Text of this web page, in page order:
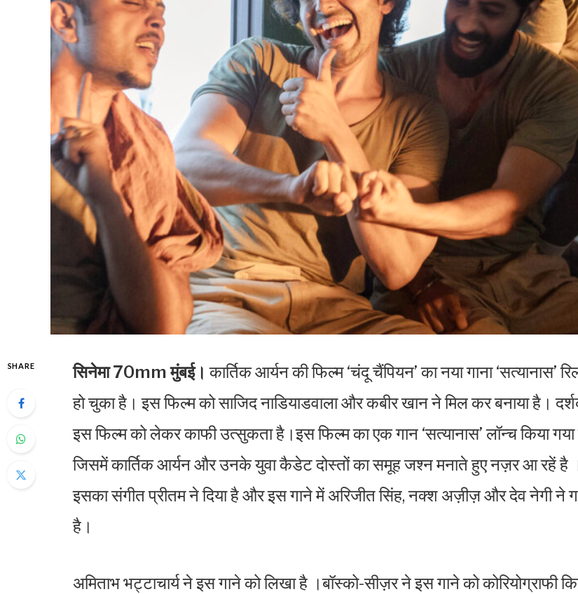
SHARE सिनेमा 70mm मुंबई। कार्तिक आर्यन की फिल्म ‘चंदू चैंपियन’ का नया गाना ‘सत्यानास’
हो चुका है। इस फिल्म को साजिद नाडियाडवाला और कबीर खान ने मिल कर बनाया है।
इस फिल्म को लेकर काफी उत्सुकता है।इस फिल्म का एक गान ‘सत्यानास’ लॉन्च किया गया
जिसमें कार्तिक आर्यन और उनके युवा कैडेट दोस्तों का समूह जश्न मनाते हुए नज़र आ रहें है
इसका संगीत प्रीतम ने दिया है और इस गाने में अरिजीत सिंह, नक्श अज़ीज़ और देव नेगी ने
है।
अमिताभ भट्टाचार्य ने इस गाने को लिखा है ।बॉस्को-सीज़र ने इस गाने को कोरियोग्राफी